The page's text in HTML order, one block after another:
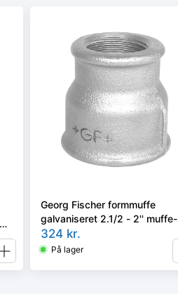
Georg Fischer formmuffe
galvaniseret 2.1/2 - 2'' muffe-
muffe
324 kr.
På lager